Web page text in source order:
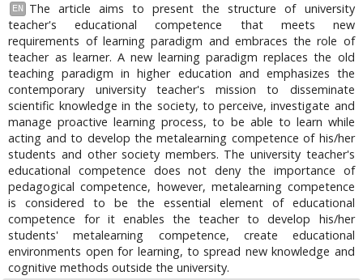
EN
The article aims to present the structure of university
teacher's educational competence that meets new
requirements of learning paradigm and embraces the role of
teacher as learner. A new learning paradigm replaces the old
teaching paradigm in higher education and emphasizes the
contemporary university teacher's mission to disseminate
scientific knowledge in the society, to perceive, investigate and
manage proactive learning process, to be able to learn while
acting and to develop the metalearning competence of his/her
students and other society members. The university teacher's
educational competence does not deny the importance of
pedagogical competence, however, metalearning competence
is considered to be the essential element of educational
competence for it enables the teacher to develop his/her
students' metalearning competence, create educational
environments open for learning, to spread new knowledge and
cognitive methods outside the university.